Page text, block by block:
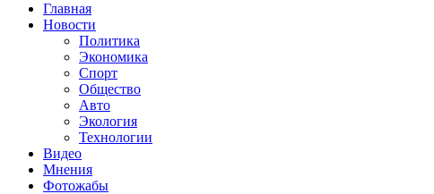
Главная
Новости
Политика
Экономика
Спорт
Общество
Авто
Экология
Технологии
Видео
Мнения
Фотожабы